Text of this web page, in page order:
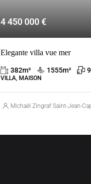
4 450 000 €
Elegante villa vue mer
382m² 1555m² 9
VILLA, MAISON
Michaël Zingraf Saint-Jean-